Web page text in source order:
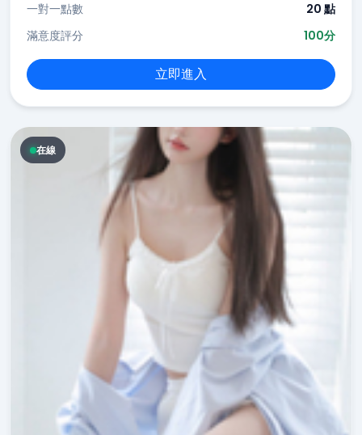
一對一點數
20 點
滿意度評分
100分
立即進入
在線